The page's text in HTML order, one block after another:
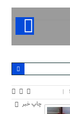
چاپ خبر